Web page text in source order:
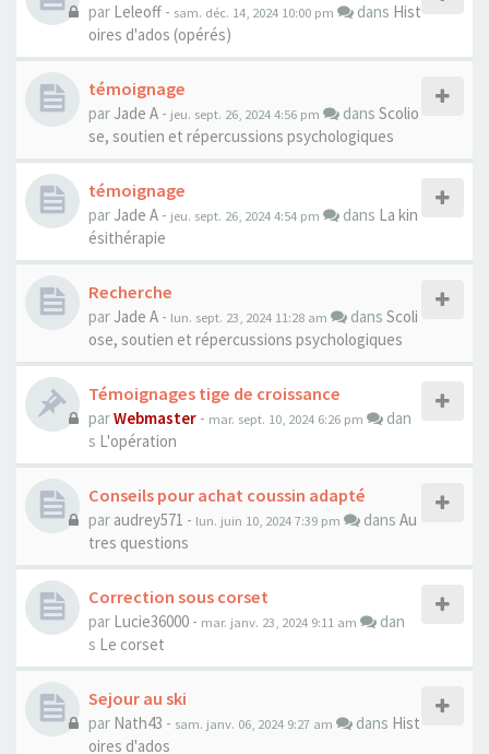
par Leleoff - sam. déc. 14, 2024 10:00 pm dans Hist
oires d'ados (opérés)
témoignage
par Jade A - jeu. sept. 26, 2024 4:56 pm dans Scolio
se, soutien et répercussions psychologiques
témoignage
par Jade A - jeu. sept. 26, 2024 4:54 pm dans La kin
ésithérapie
Recherche
par Jade A - lun. sept. 23, 2024 11:28 am dans Scoli
ose, soutien et répercussions psychologiques
Témoignages tige de croissance
parWebmaster - mar. sept. 10, 2024 6:26 pm
dan
s L'opération
Conseils pour achat coussin adapté
par audrey571 - lun. juin 10, 2024 7:39 pm dans Au
tres questions
Correction sous corset
par Lucie36000 - mar. janv. 23, 2024 9:11 am
dan
s Le corset
Sejour au ski
par Nath43 - sam. janv. 06, 2024 9:27 am dans Hist
oires d'ados